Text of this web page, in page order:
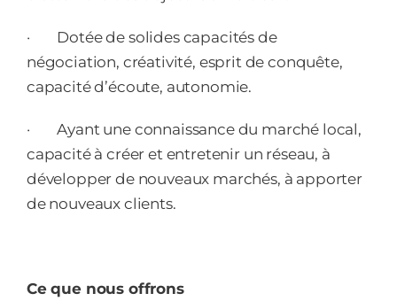
·
Dotée de solides capacités de
négociation, créativité, esprit de conquête,
capacité d’écoute, autonomie.
·
Ayant une connaissance du marché local,
capacité à créer et entretenir un réseau, à
développer de nouveaux marchés, à apporter
de nouveaux clients.
Ce que nous offrons